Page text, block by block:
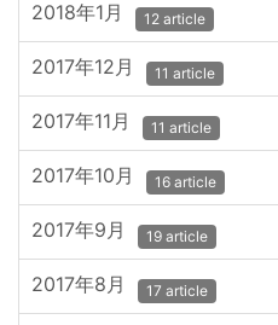
2018年1月 12 article
2017年12月 11 article
2017年11月 11 article
2017年10月 16 article
2017年9月 19 article
2017年8月 17 article